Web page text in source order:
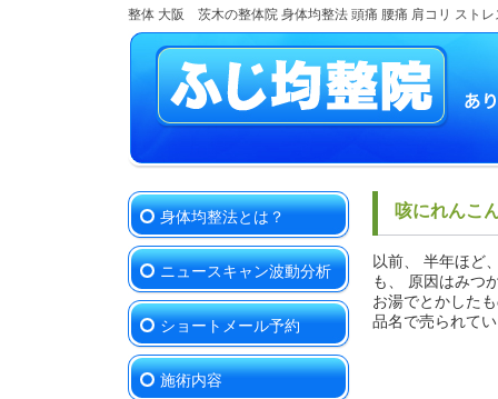
整体 大阪 茨木の整体院 身体均整法 頭痛 腰痛 肩コリ ストレ
身体均整法とは？
ニュースキャン波動分析
ショートメール予約
施術内容
咳にれん
以前、 半年ほど
も、 原因はみつ
お湯でとかした
品名で売られて